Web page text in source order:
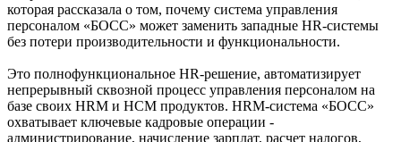
которая рассказала о том, почему система управления
персоналом «БОСС» может заменить западные HR-системы
без потери производительности и функциональности.
Это полнофункциональное HR-решение, автоматизирует
непрерывный сквозной процесс управления персоналом на
базе своих HRM и HCM продуктов. HRM-система «БОСС»
охватывает ключевые кадровые операции -
администрирование, начисление зарплат, расчет налогов,